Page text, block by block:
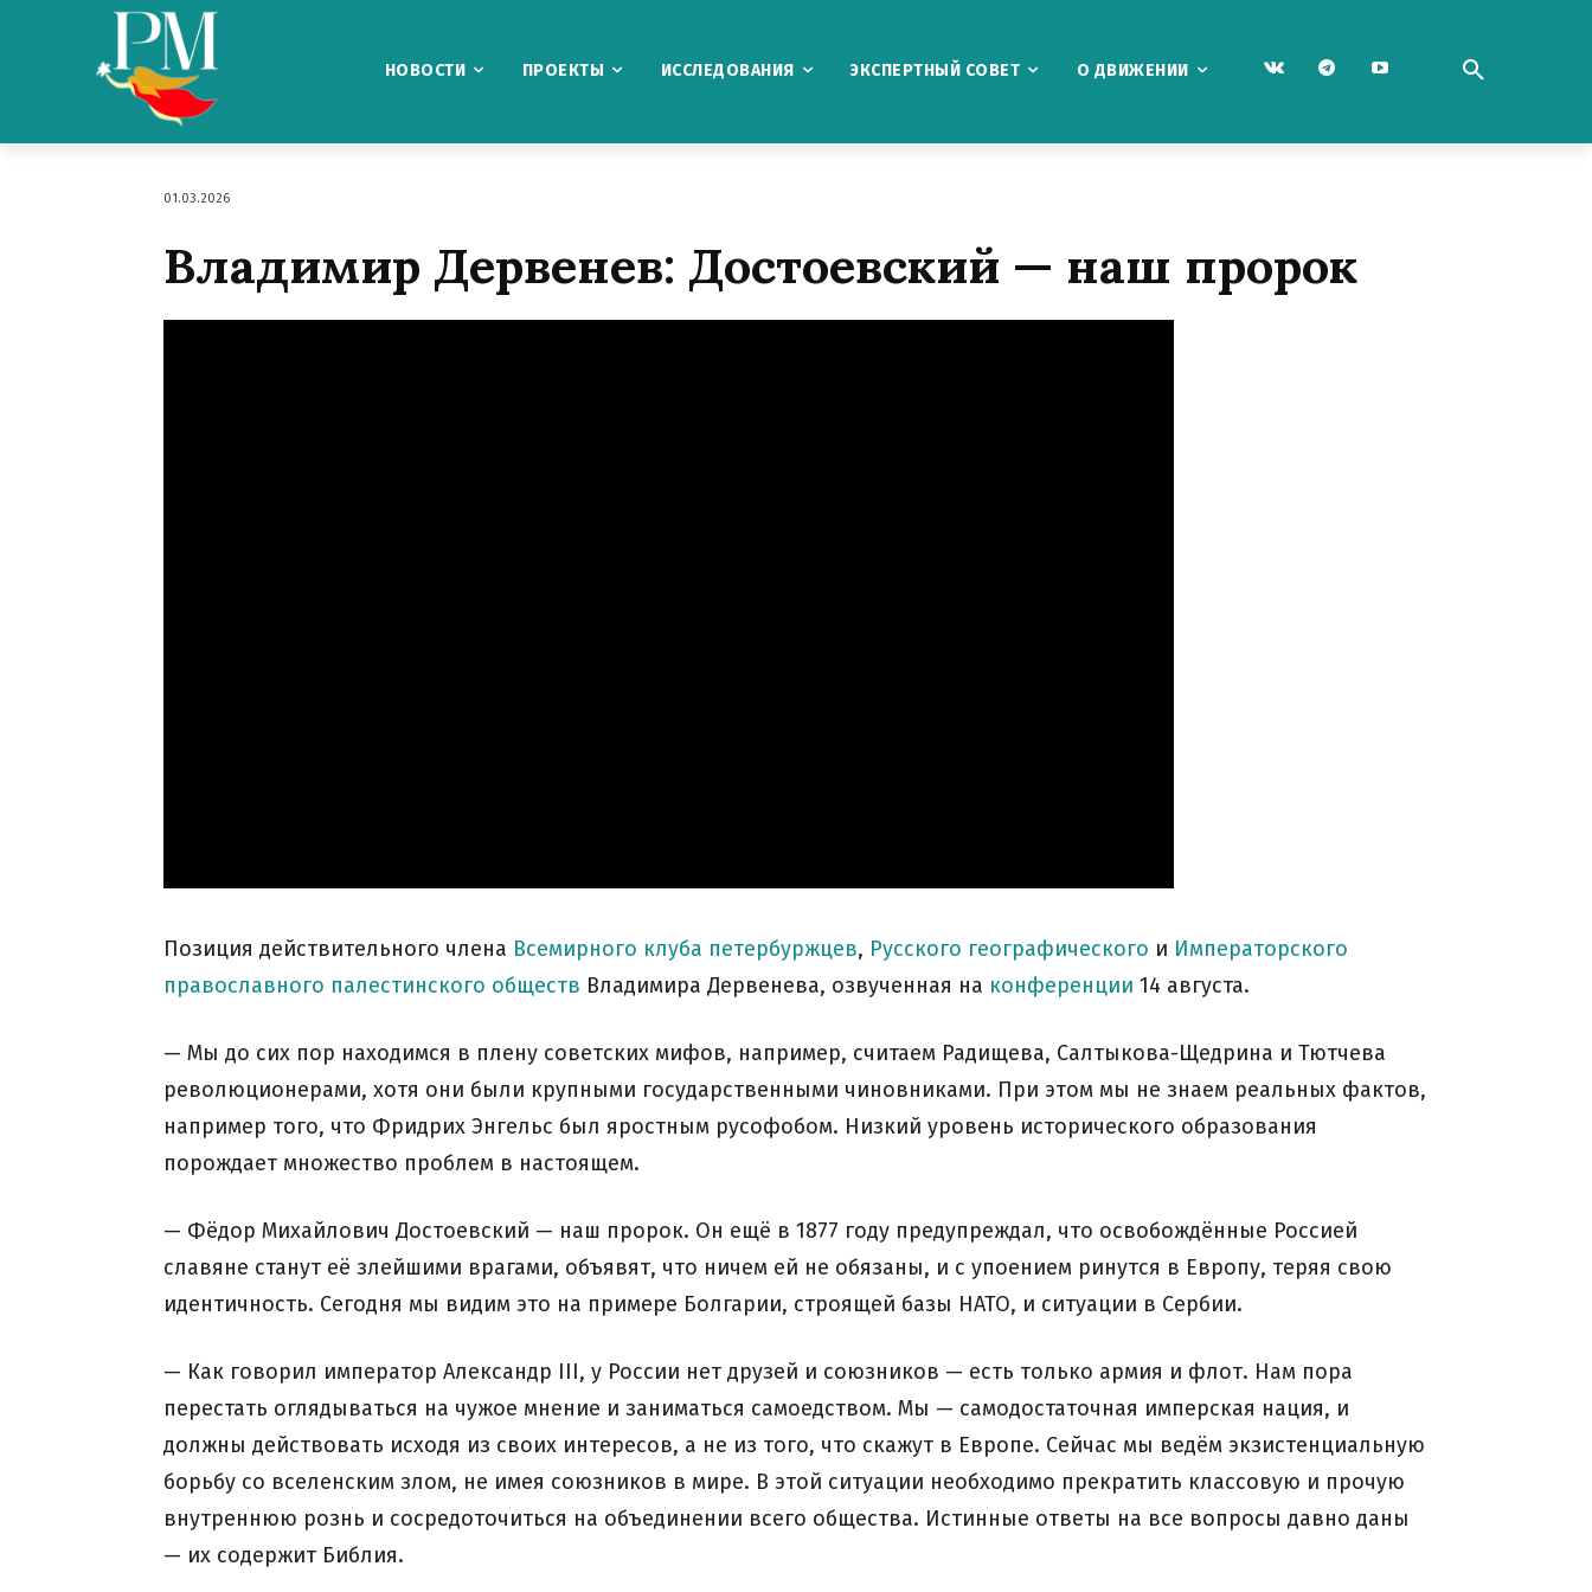
НОВОСТИ ПРОЕКТЫ ИССЛЕДОВАНИЯ ЭКСПЕРТНЫЙ СОВЕТ О ДВИЖЕНИИ
01.03.2026
Владимир Дервенев: Достоевский — наш пророк
Позиция действительного члена Всемирного клуба петербуржцев, Русского географического и Императорского
православного палестинского обществ Владимира Дервенева, озвученная на конференции 14 августа.
— Мы до сих пор находимся в плену советских мифов, например, считаем Радищева, Салтыкова-Щедрина и Тютчева
революционерами, хотя они были крупными государственными чиновниками. При этом мы не знаем реальных фактов,
например того, что Фридрих Энгельс был яростным русофобом. Низкий уровень исторического образования
порождает множество проблем в настоящем.
— Фёдор Михайлович Достоевский — наш пророк. Он ещё в 1877 году предупреждал, что освобождённые Россией
славяне станут её злейшими врагами, объявят, что ничем ей не обязаны, и с упоением ринутся в Европу, теряя свою
идентичность. Сегодня мы видим это на примере Болгарии, строящей базы НАТО, и ситуации в Сербии.
— Как говорил император Александр III, у России нет друзей и союзников — есть только армия и флот. Нам пора
перестать оглядываться на чужое мнение и заниматься самоедством. Мы — самодостаточная имперская нация, и
должны действовать исходя из своих интересов, а не из того, что скажут в Европе. Сейчас мы ведём экзистенциальную
борьбу со вселенским злом, не имея союзников в мире. В этой ситуации необходимо прекратить классовую и прочую
внутреннюю рознь и сосредоточиться на объединении всего общества. Истинные ответы на все вопросы давно даны
— их содержит Библия.